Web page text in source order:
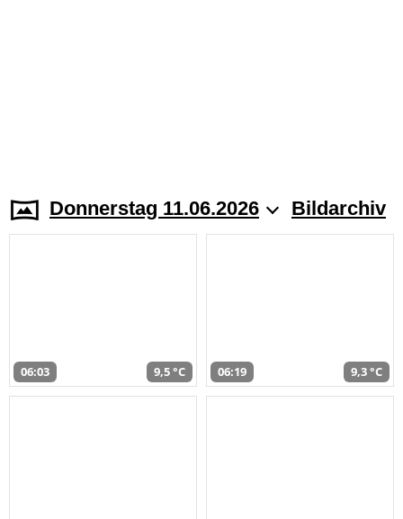
Donnerstag 11.06.2026 Bildarchiv
06:03 9,5 °C 06:19 9,3 °C